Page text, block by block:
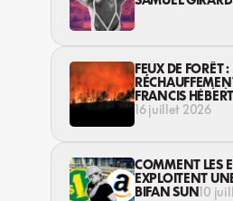
FEUX DE FORÊT
S’EXPRIME DÉJÀ
FRANCIS
16 juillet 2026
COMMENT LES
EXPLOITENT
MIGRANTE ET
BIFAN SUN10